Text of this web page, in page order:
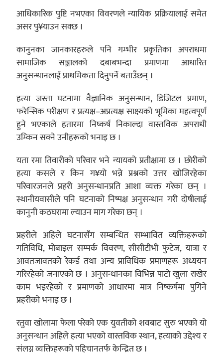
आधिकारिक पुष्टि नभएका विवरणले न्यायिक प्रक्रियालाई समेत
असर पु¥याउन सक्छ ।
कानुनका जानकारहरुले पनि गम्भीर प्रकृतिका अपराधमा
सामाजिक सञ्जालको दबाबभन्दा प्रमाणमा आधारित
अनुसन्धानलाई प्राथमिकता दिनुपर्ने बताउँछन् ।
हत्या जस्ता घटनामा वैज्ञानिक अनुसन्धान, डिजिटल प्रमाण,
फरेन्सिक परीक्षण र प्रत्यक्ष–अप्रत्यक्ष साक्ष्यको भूमिका महत्वपूर्ण
हुने भएकाले हतारमा निष्कर्ष निकाल्दा वास्तविक अपराधी
उम्किन सक्ने उनीहरूको भनाइ छ ।
यता रमा तिवारीको परिवार भने न्यायको प्रतीक्षामा छ । छोरीको
हत्या कसले र किन ग¥यो भन्ने प्रश्नको उत्तर खोजिरहेका
परिवारजनले प्रहरी अनुसन्धानप्रति आशा व्यक्त गरेका छन् ।
स्थानीयवासीले पनि घटनाको निष्पक्ष अनुसन्धान गरी दोषीलाई
कानुनी कठघरामा ल्याउन माग गरेका छन् ।
प्रहरीले अहिले घटनासँग सम्बन्धित सम्भावित व्यक्तिहरूको
गतिविधि, मोबाइल सम्पर्क विवरण, सीसीटीभी फुटेज, यात्रा र
आवतजावतको रेकर्ड तथा अन्य प्राविधिक प्रमाणहरू अध्ययन
गरिरहेको जनाएको छ । अनुसन्धानका विभिन्न पाटो खुला राखेर
काम भइरहेको र प्रमाणको आधारमा मात्र निष्कर्षमा पुगिने
प्रहरीको भनाइ छ ।
रतुवा खोलामा फेला परेको एक युवतीको शवबाट सुरु भएको यो
अनुसन्धान अहिले हत्या भएको वास्तविक स्थान, हत्याको उद्देश्य र
संलग्न व्यक्तिहरूको पहिचानतर्फ केन्द्रित छ ।